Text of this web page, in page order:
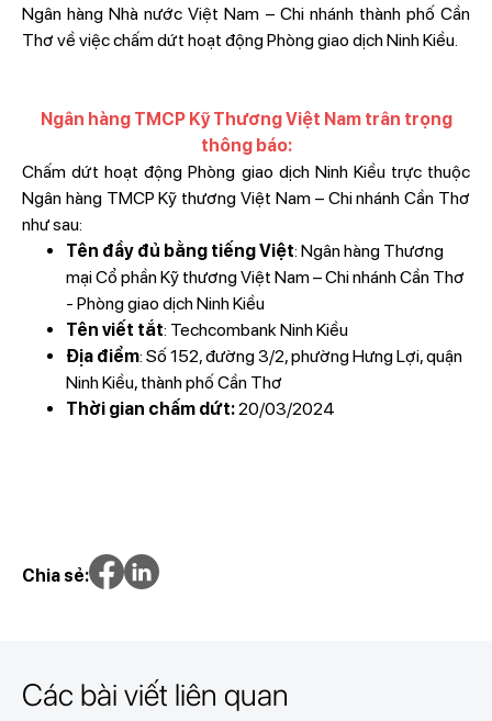
Ngân hàng Nhà nước Việt Nam – Chi nhánh thành phố Cần
Thơ về việc chấm dứt hoạt động Phòng giao dịch Ninh Kiều.
Ngân hàng TMCP Kỹ Thương Việt Nam trân trọng
thông báo:
Chấm dứt hoạt động Phòng giao dịch Ninh Kiều trực thuộc
Ngân hàng TMCP Kỹ thương Việt Nam – Chi nhánh Cần Thơ
như sau:
Tên đầy đủ bằng tiếng Việt: Ngân hàng Thương
mại Cổ phần Kỹ thương Việt Nam – Chi nhánh Cần Thơ
- Phòng giao dịch Ninh Kiều
Tên viết tắt: Techcombank Ninh Kiều
Địa điểm: Số 152, đường 3/2, phường Hưng Lợi, quận
Ninh Kiều, thành phố Cần Thơ
Thời gian chấm dứt:20/03/2024
Chia sẻ:
Các bài viết liên quan